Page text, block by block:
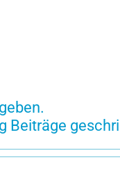
Beiträge